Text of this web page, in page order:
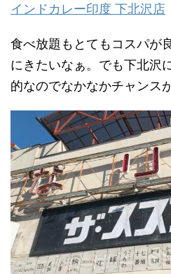
インドカレー印度 下北沢店
食べ放題もとてもコスパが
にきたいなぁ。でも下北沢
的なのでなかなかチャンス